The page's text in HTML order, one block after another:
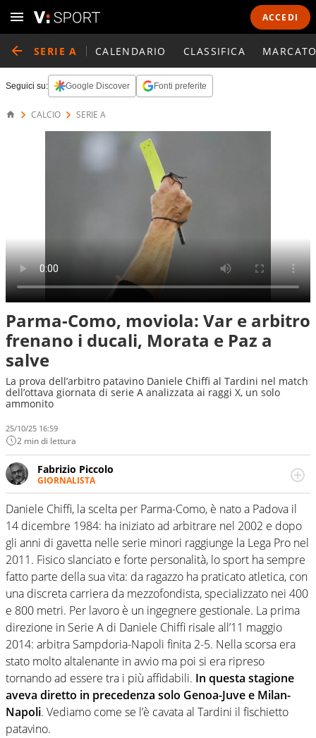
ACCEDI
SERIE A CALENDARIO CLASSIFICA
Seguici su: Google Discover Fonti preferite
CALCIO SERIE A
Parma-Como, moviola: Var e arbitro
frenano i ducali, Morata e Paz a
salve
La prova dell’arbitro patavino Daniele Chiffi al Tardini nel match
dell’ottava giornata di serie A analizzata ai raggi X, un solo
ammonito
25/10/25 16:59
2 min di lettura
Fabrizio Piccolo
GIORNALISTA
Nella sua carriera ha seguito numerose manifestazioni
sportive e collaborato con agenzie e testate. Esperienza,
competenza, conoscenza e memoria storica. Si occupa
prevalentemente di calcio
Daniele Chiffi, la scelta per Parma-Como, è nato a Padova il
14 dicembre 1984: ha iniziato ad arbitrare nel 2002 e dopo
gli anni di gavetta nelle serie minori raggiunge la Lega Pro nel
2011. Fisico slanciato e forte personalità, lo sport ha sempre
fatto parte della sua vita: da ragazzo ha praticato atletica, con
una discreta carriera da mezzofondista, specializzato nei 400
e 800 metri. Per lavoro è un ingegnere gestionale. La prima
direzione in Serie A di Daniele Chiffi risale all’11 maggio
2014: arbitra Sampdoria-Napoli finita 2-5. Nella scorsa era
stato molto altalenante in avvio ma poi si era ripreso
tornando ad essere tra i più affidabili. In questa stagione
aveva diretto in precedenza solo Genoa-Juve e Milan-
Napoli. Vediamo come se l’è cavata al Tardini il fischietto
patavino.